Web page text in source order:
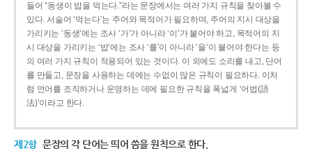
들어 “동생이 밥을 먹는다.”라는 문장에서는 여러 가지 규칙을 찾아볼 수
있다. 서술어 ‘먹는다’는 주어와 목적어가 필요하며, 주어의 지시 대상을
가리키는 ‘동생’에는 조사 ‘가’가 아니라 ‘이’가 붙어야 하고, 목적어의 지
시 대상을 가리키는 ‘밥’에는 조사 ‘를’이 아니라 ‘을’이 붙어야 한다는 등
의 여러 가지 규칙이 적용되어 있는 것이다. 이 외에도 소리를 내고, 단어
를 만들고, 문장을 사용하는 데에는 수없이 많은 규칙이 필요하다. 이처
럼 언어를 조직하거나 운영하는 데에 필요한 규칙을 폭넓게 ‘어법(語
法)’이라고 한다.
제2항 문장의 각 단어는 띄어 씀을 원칙으로 한다.